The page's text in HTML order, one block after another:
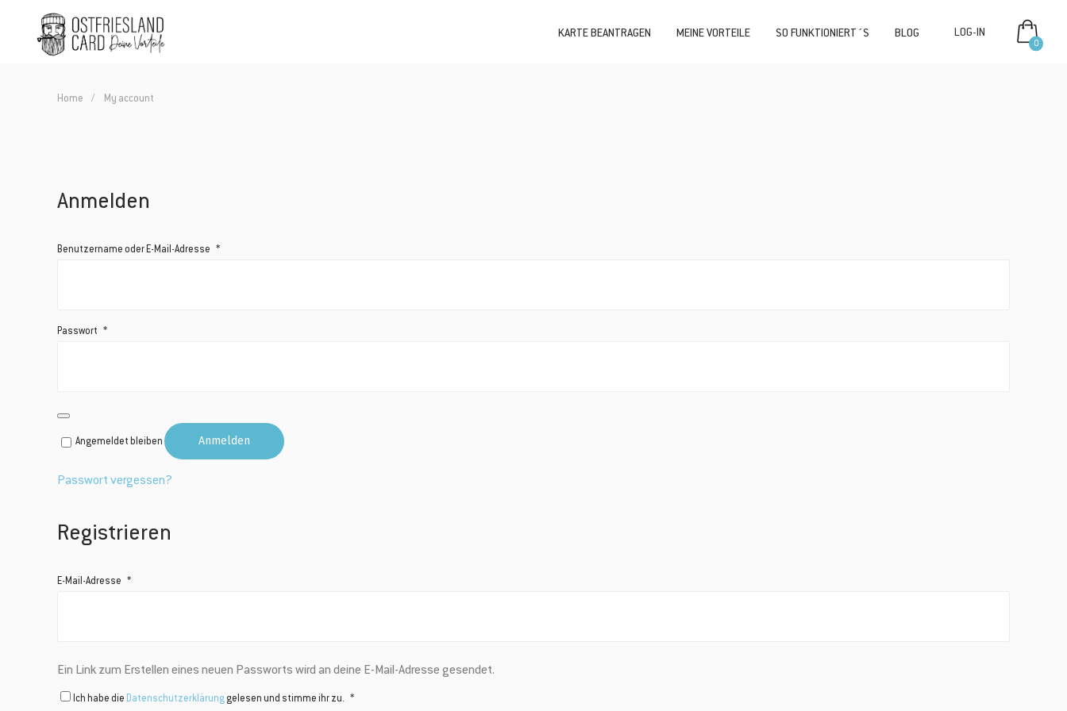
KARTE BEANTRAGEN MEINE VORTEILE SO FUNKTIONIERT´S BLOG
0
Home My account
Anmelden
Benutzername oder E-Mail-Adresse *Erforderlich
Passwort *Erforderlich
Angemeldet bleiben Anmelden
Passwort vergessen?
Registrieren
E-Mail-Adresse *Erforderlich
Ein Link zum Erstellen eines neuen Passworts wird an deine E-Mail-Adresse gesendet.
Ich habe die Datenschutzerklärung gelesen und stimme ihr zu. *